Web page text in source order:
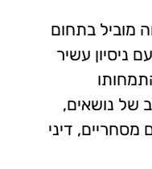
מוביל בתחום
ניסיון עשיר
התמחותו
של נושאים,
מסחריים, דיני